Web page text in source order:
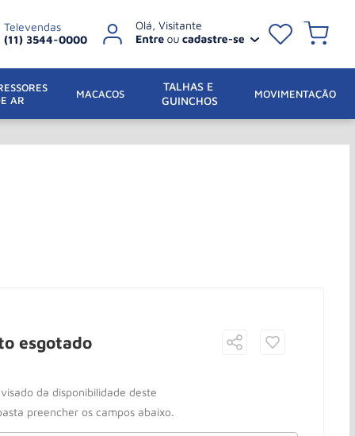
Televendas
(11) 3544-0000
AR
MACACOS
TALHAS E
GUINCHOS
MOVIMENTAÇÃO
esgotado